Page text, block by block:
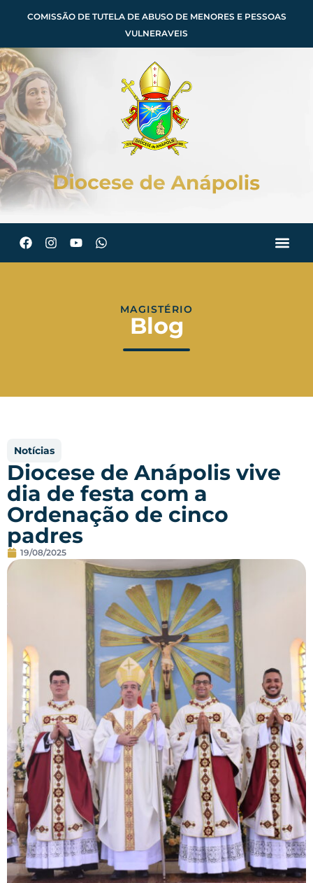
COMISSÃO DE TUTELA DE ABUSO DE MENORES E PESSOAS
VULNERAVEIS
MAGISTÉRIO
Blog
Notícias
Diocese de Anápolis vive
dia de festa com a
Ordenação de cinco
padres
19/08/2025